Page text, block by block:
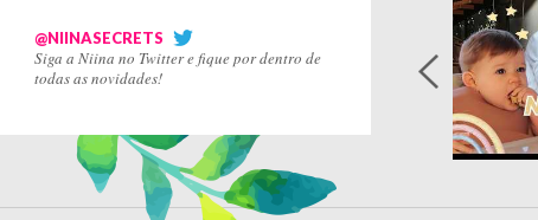
@NIINASECRETS
Siga a Niina no Twitter e fique por dentro de
todas as novidades!